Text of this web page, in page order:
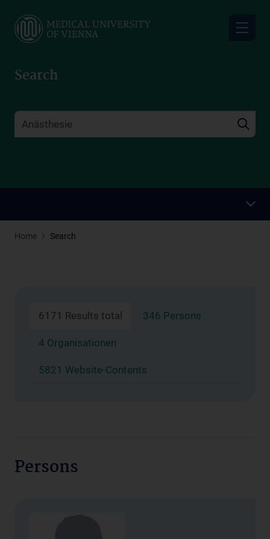
main
Search
Home Search
6171 Results total 346 Persons
4 Organisationen
5821 Website-Contents
Persons